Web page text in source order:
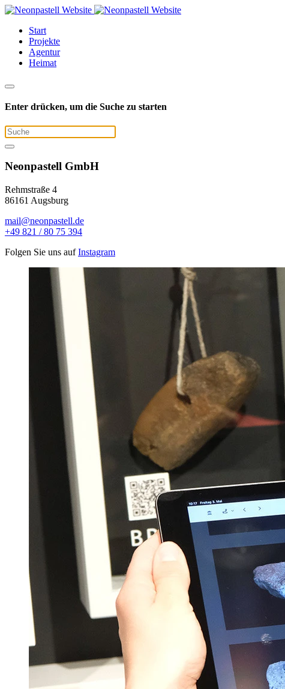
Start
Projekte
Agentur
Heimat
Enter drücken, um die Suche zu starten
Neonpastell GmbH
Rehmstraße 4
86161 Augsburg
mail@neonpastell.de
+49 821 / 80 75 394
Folgen Sie uns aufInstagram